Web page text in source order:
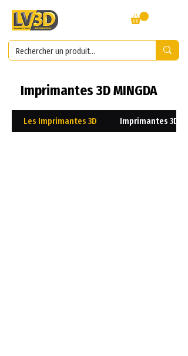
Imprimantes 3D MINGDA
Les Imprimantes 3D Imprimantes 3D